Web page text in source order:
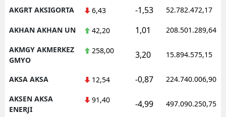
AKGRT AKSIGORTA 6,43 -1,53 52.782.472,17
AKHAN AKHAN UN 42,20 1,01 208.501.289,64
AKMGY AKMERKEZ
GMYO
258,00 3,20 15.894.575,15
AKSA AKSA 12,54 -0,87 224.740.006,90
AKSEN AKSA
ENERJI
91,40 -4,99 497.090.250,75